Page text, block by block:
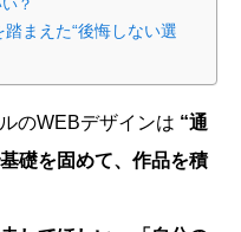
？
まえた“後悔しない選
のWEBデザインは “通
礎を固めて、作品を積